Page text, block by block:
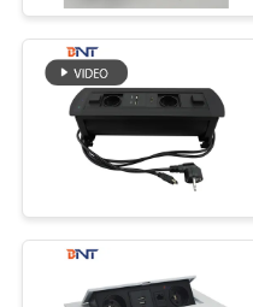
さ
ュ
会議シ
イクロ